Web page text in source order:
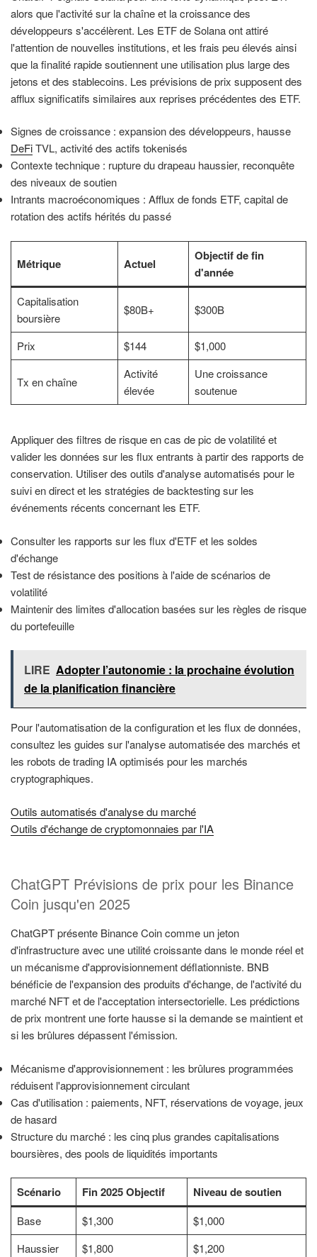
alors que l'activité sur la chaîne et la croissance des
développeurs s'accélèrent. Les ETF de Solana ont attiré
l'attention de nouvelles institutions, et les frais peu élevés ainsi
que la finalité rapide soutiennent une utilisation plus large des
jetons et des stablecoins. Les prévisions de prix supposent des
afflux significatifs similaires aux reprises précédentes des ETF.
Signes de croissance : expansion des développeurs, hausse
DeFiTVL, activité des actifs tokenisés
Contexte technique : rupture du drapeau haussier, reconquête
des niveaux de soutien
Intrants macroéconomiques : Afflux de fonds ETF, capital de
rotation des actifs hérités du passé
Métrique Actuel
Objectif de fin
d'année
Capitalisation
boursière
$80B+ $300B
Prix $144 $1,000
Tx en chaîne
Activité
élevée
Une croissance
soutenue
Appliquer des filtres de risque en cas de pic de volatilité et
valider les données sur les flux entrants à partir des rapports de
conservation. Utiliser des outils d'analyse automatisés pour le
suivi en direct et les stratégies de backtesting sur les
événements récents concernant les ETF.
Consulter les rapports sur les flux d'ETF et les soldes
d'échange
Test de résistance des positions à l'aide de scénarios de
volatilité
Maintenir des limites d'allocation basées sur les règles de risque
du portefeuille
LIRE Adopter l’autonomie : la prochaine évolution
de la planification financière
Pour l'automatisation de la configuration et les flux de données,
consultez les guides sur l'analyse automatisée des marchés et
les robots de trading IA optimisés pour les marchés
cryptographiques.
Outils automatisés d'analyse du marché
Outils d'échange de cryptomonnaies par l'IA
ChatGPT Prévisions de prix pour les Binance
Coin jusqu'en 2025
ChatGPT présente Binance Coin comme un jeton
d'infrastructure avec une utilité croissante dans le monde réel et
un mécanisme d'approvisionnement déflationniste. BNB
bénéficie de l'expansion des produits d'échange, de l'activité du
marché NFT et de l'acceptation intersectorielle. Les prédictions
de prix montrent une forte hausse si la demande se maintient et
si les brûlures dépassent l'émission.
Mécanisme d'approvisionnement : les brûlures programmées
réduisent l'approvisionnement circulant
Cas d'utilisation : paiements, NFT, réservations de voyage, jeux
de hasard
Structure du marché : les cinq plus grandes capitalisations
boursières, des pools de liquidités importants
Scénario Fin 2025 Objectif Niveau de soutien
Base $1,300
$1,000
Haussier
$1,800
$1,200